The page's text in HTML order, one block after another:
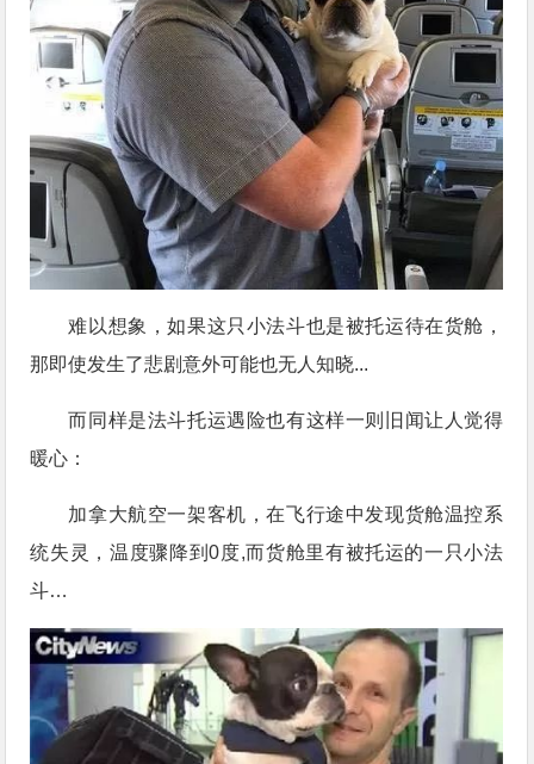
难以想象，如果这只小法斗也是被托运待在货舱，
那即使发生了悲剧意外可能也无人知晓...
而同样是法斗托运遇险也有这样一则旧闻让人觉得
暖心：
加拿大航空一架客机，在飞行途中发现货舱温控系
统失灵，温度骤降到0度,而货舱里有被托运的一只小法
斗…